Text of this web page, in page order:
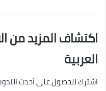
اكتشاف المزيد من
العربية
اشترك للحصول على أحدث